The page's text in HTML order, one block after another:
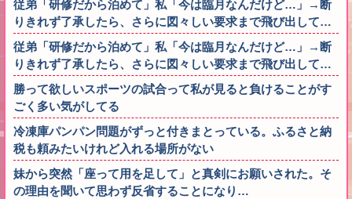
従弟「研修だから泊めて」私「今は臨月なんだけど…」→断
りきれず了承したら、さらに図々しい要求まで飛び出して…
従弟「研修だから泊めて」私「今は臨月なんだけど…」→断
りきれず了承したら、さらに図々しい要求まで飛び出して…
勝って欲しいスポーツの試合って私が見ると負けることがす
ごく多い気がしてる
冷凍庫パンパン問題がずっと付きまとっている。ふるさと納
税も頼みたいけれど入れる場所がない
妹から突然「座って用を足して」と真剣にお願いされた。そ
の理由を聞いて思わず反省することになり…